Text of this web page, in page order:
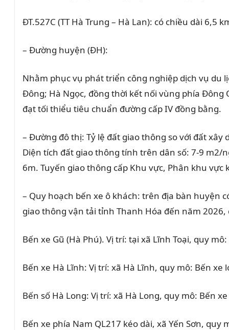
ĐT.527C (TT Hà Trung – Hà Lan): có chiều dài 6,5
– Đường huyện (ĐH):
Nhằm phục vụ phát triển công nghiệp dịch vụ du
Đông; Hà Ngọc, đồng thời kết nối vùng phía Đông
đạt tối thiểu tiêu chuẩn đường cấp IV đồng bằng.
– Đường đô thị: Tỷ lệ đất giao thông so với đất
Diện tích đất giao thông tính trên dân số: 7-9 m2/
6m. Tuyến giao thông cấp Khu vực, Phân khu
– Quy hoạch bến xe ô khách: trên địa bàn huyện
giao thông vận tải tỉnh Thanh Hóa đến năm
Bến xe Gũ (Hà Phú). Vị trí: tại xã Lĩnh Toại, quy
Bến xe Hà Lĩnh: Vị trí: xã Hà Lĩnh, quy mô: Bến xe
Bến số Hà Long: Vị trí: xã Hà Long, quy mô: Bến
Bến xe phía Nam QL217 kéo dài, xã Yến Sơn, quy